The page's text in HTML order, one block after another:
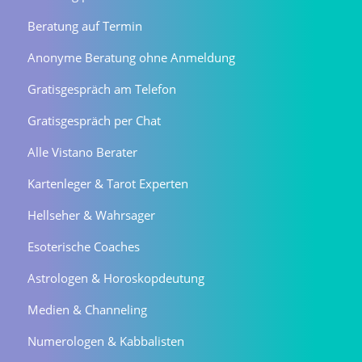
Beratung auf Termin
Anonyme Beratung ohne Anmeldung
Gratisgespräch am Telefon
Gratisgespräch per Chat
Alle Vistano Berater
Kartenleger & Tarot Experten
Hellseher & Wahrsager
Esoterische Coaches
Astrologen & Horoskopdeutung
Medien & Channeling
Numerologen & Kabbalisten